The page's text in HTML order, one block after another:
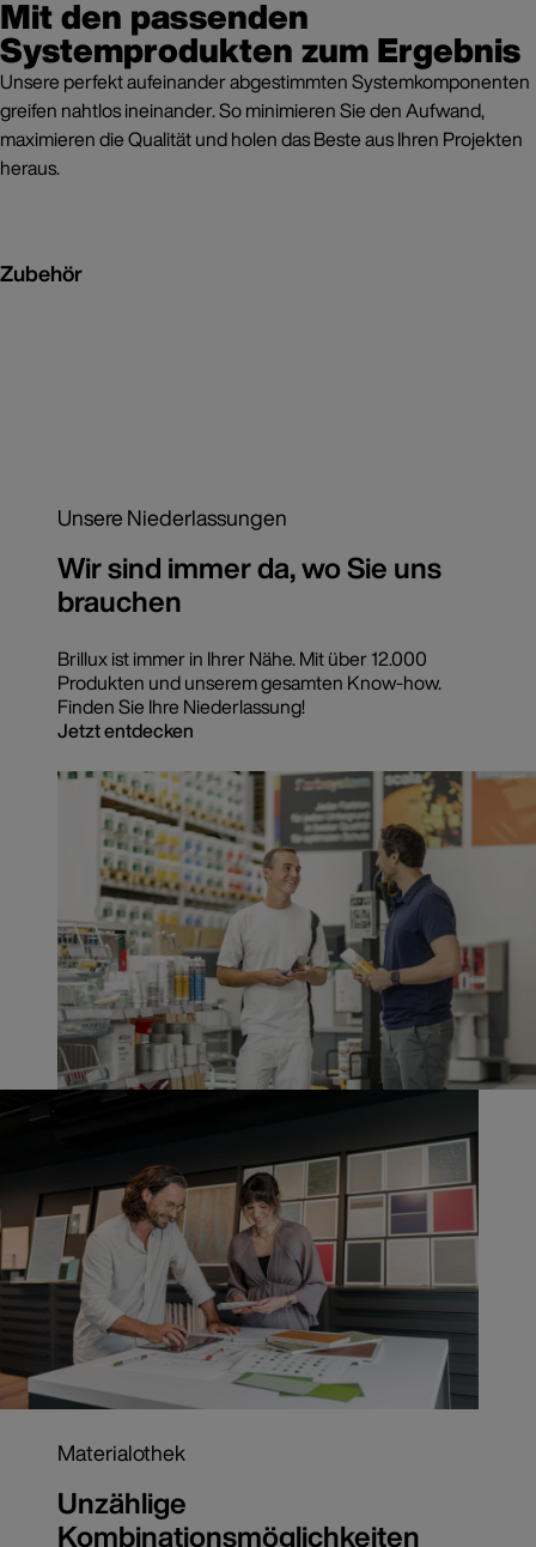
Mit den passenden
Systemprodukten zum Ergebnis
Unsere perfekt aufeinander abgestimmten Systemkomponenten
greifen nahtlos ineinander. So minimieren Sie den Aufwand,
maximieren die Qualität und holen das Beste aus Ihren Projekten
heraus.
Zubehör
Unsere Niederlassungen
Wir sind immer da, wo Sie uns
brauchen
Brillux ist immer in Ihrer Nähe. Mit über 12.000
Produkten und unserem gesamten Know-how.
Finden Sie Ihre Niederlassung!
Jetzt entdecken
Materialothek
Unzählige
Kombinationsmöglichkeiten